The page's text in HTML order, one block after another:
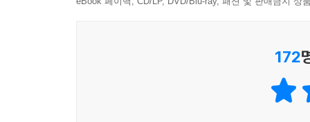
화법을 구사하는 인물들이 서로의 말꼬리를 잡
어떤 작품인지 얘기는 하지 않겠습니다만(둘
소설의 플롯에도 커다란 영향을 끼치고 있습
172